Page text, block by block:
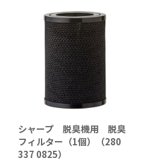
シャープ 脱臭機用 脱臭
フィルター（1個）（280
337 0825）